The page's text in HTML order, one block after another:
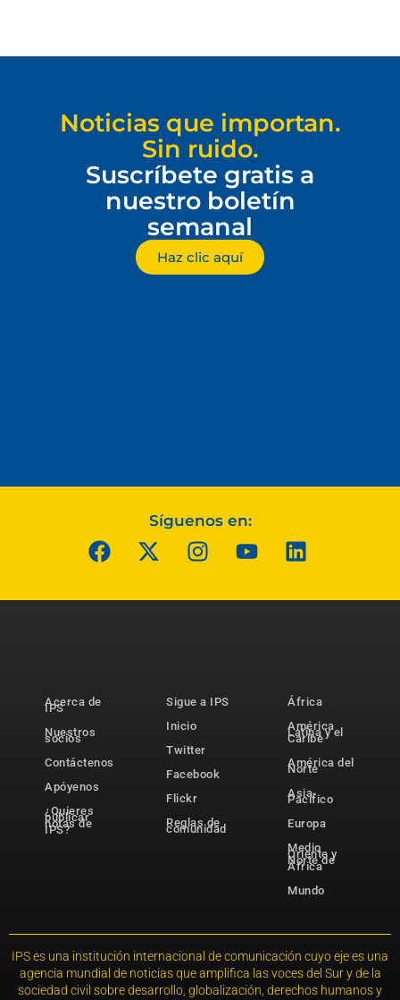
Noticias que importan.
Sin ruido.
Suscríbete gratis a
nuestro boletín
semanal
Haz clic aquí
Síguenos en:
Acerca de
IPS
Nuestros
socios
Contáctenos
Apóyenos
¿Quieres
publicar
notas de
IPS?
Sigue a IPS
Inicio
Twitter
Facebook
Flickr
Reglas de
comunidad
África
América
Latina y el
Caribe
América del
Norte
Asia-
Pacífico
Europa
Medio
Oriente y
Norte de
África
Mundo
IPS es una institución internacional de comunicación cuyo eje es una
agencia mundial de noticias que amplifica las voces del Sur y de la
sociedad civil sobre desarrollo, globalización, derechos humanos y